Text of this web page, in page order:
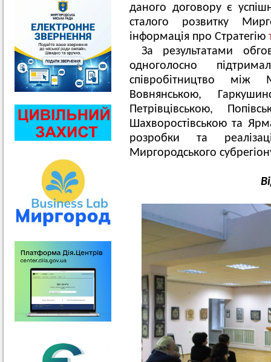
даного договору є
сталого розвитку
інформація про Стратегію
За результатами
одноголосно
співробітництво між
Вовнянською,
Петрівцівською,
Шахворостівською та
розробки та
Миргородського